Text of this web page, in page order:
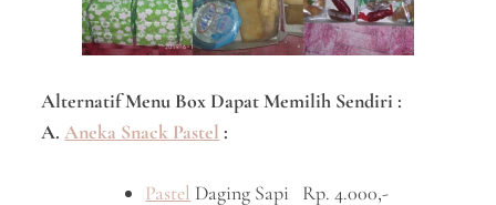
Alternatif Menu Box Dapat Memilih Sendiri :
A.Aneka Snack Pastel :
Pastel Daging Sapi Rp. 4.000,-